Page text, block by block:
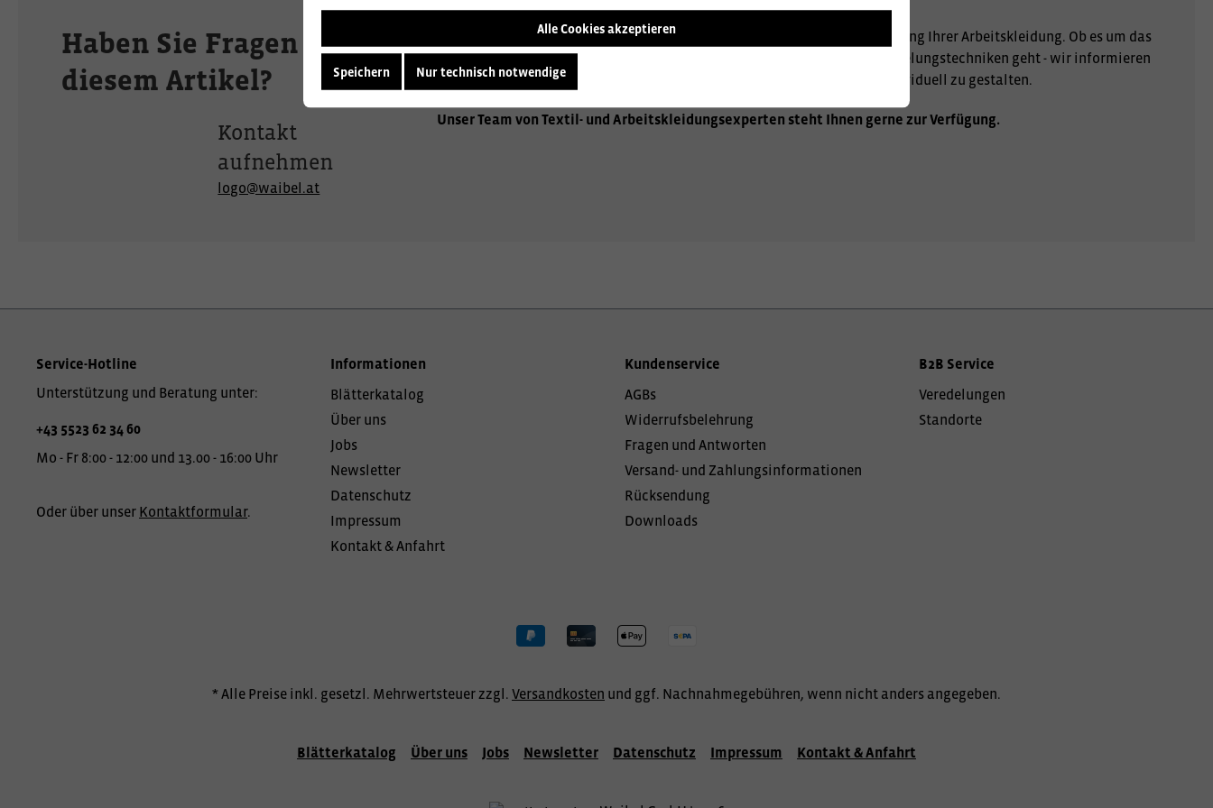
Haben Sie Fragen zu
diesem Artikel?
Kontakt
aufnehmen
logo@waibel.at
Wir beraten Sie gerne zu den vielfältigen Möglichkeiten der Personalisierung Ihrer Arbeitskleidung. Ob es um das
Aufbringen Ihres Firmenlogos, hochwertige Stickereien oder andere Veredelungstechniken geht - wir informieren
Sie gerne über alle Optionen, um Ihre Arbeitskleidung einzigartig und individuell zu gestalten.
Unser Team von Textil- und Arbeitskleidungsexperten steht Ihnen gerne zur Verfügung.
Service-Hotline
Unterstützung und Beratung unter:
+43 5523 62 34 60
Mo - Fr 8:00 - 12:00 und 13.00 - 16:00 Uhr
Oder über unser Kontaktformular.
Informationen
Blätterkatalog
Über uns
Jobs
Newsletter
Datenschutz
Impressum
Kontakt & Anfahrt
Kundenservice
AGBs
Widerrufsbelehrung
Fragen und Antworten
Versand- und Zahlungsinformationen
Rücksendung
Downloads
B2B Service
Veredelungen
Standorte
* Alle Preise inkl. gesetzl. Mehrwertsteuer zzgl. Versandkosten und ggf. Nachnahmegebühren, wenn nicht anders angegeben.
Blätterkatalog Über uns Jobs Newsletter Datenschutz Impressum Kontakt & Anfahrt
Alle Cookies akzeptieren
Speichern Nur technisch notwendige